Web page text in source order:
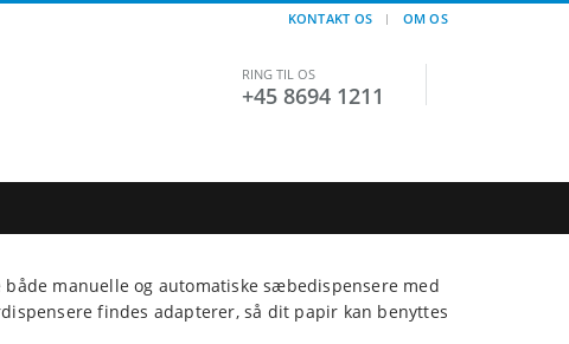
KONTAKT OS OM OS
RING TIL OS
+45 8694 1211
manuelle og automatiske sæbedispensere med
findes adapterer, så dit papir kan benyttes